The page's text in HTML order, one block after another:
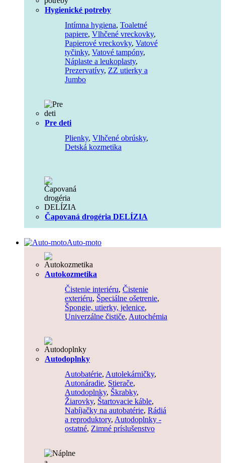
Hygienické potreby
Intímna hygiena, Toaletné
papiere, Vlhčené vreckovky,
Papierové vreckovky, Vatové
tyčinky, Vatové tampóny,
Náplaste a leukoplasty,
Prezervatívy, ZZ utierky a
Jumbo
Pre deti
Plienky, Vlhčené obrúsky,
Detská kozmetika
Čapovaná drogéria DELÍZIA
Auto-moto
Autokozmetika
Čistenie interiéru, Čistenie
exteriéru, Špeciálne ošetrenie,
Špongie, utierky, jelenice,
Univerzálne čističe, Autochémia
Autodoplnky
Autobatérie, Autolekárničky,
Autonáradie, Stierače,
Autodoplnky, Škrabky,
Žiarovky, Štartovacie káble,
Nabíjačky na autobatérie, Rádiá
a reproduktory, Autodoplnky -
ostatné, Zimné príslušenstvo